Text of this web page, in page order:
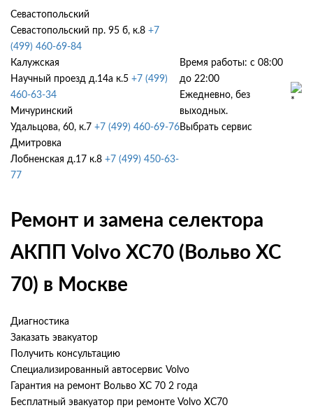
Севастопольский
Севастопольский пр. 95 б, к.8 +7
(499) 460-69-84
Калужская
Научный проезд д.14а к.5 +7 (499)
460-63-34
Мичуринский
Удальцова, 60, к.7 +7 (499) 460-69-76
Дмитровка
Лобненская д.17 к.8 +7 (499) 450-63-
77
Время работы: с 08:00
до 22:00
Ежедневно, без
выходных.
Выбрать сервис
Ремонт и замена селектора
АКПП Volvo XC70 (Вольво ХС
70) в Москве
Диагностика
Заказать эвакуатор
Получить консультацию
Специализированный автосервис Volvo
Гарантия на ремонт Вольво ХС 70 2 года
Бесплатный эвакуатор при ремонте Volvo XC70